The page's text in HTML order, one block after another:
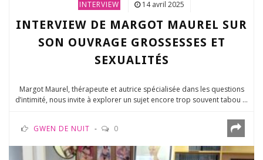
INTERVIEW 14 avril 2025
INTERVIEW DE MARGOT MAUREL SUR
SON OUVRAGE GROSSESSES ET
SEXUALITÉS
Margot Maurel, thérapeute et autrice spécialisée dans les questions
d’intimité, nous invite à explorer un sujet encore trop souvent tabou ...
GWEN DE NUIT 0